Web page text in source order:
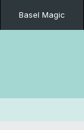
Basel Magic